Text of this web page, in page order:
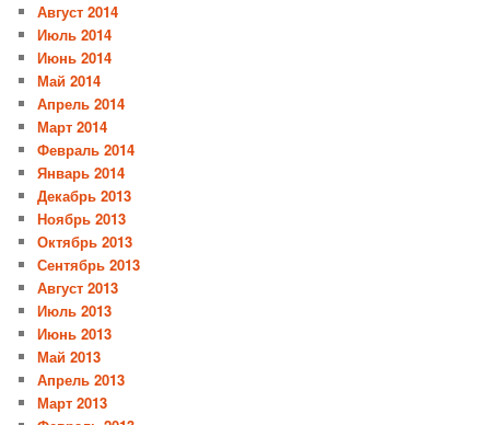
Август 2014
Июль 2014
Июнь 2014
Май 2014
Апрель 2014
Март 2014
Февраль 2014
Январь 2014
Декабрь 2013
Ноябрь 2013
Октябрь 2013
Сентябрь 2013
Август 2013
Июль 2013
Июнь 2013
Май 2013
Апрель 2013
Март 2013